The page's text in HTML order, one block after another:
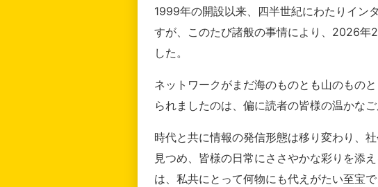
1999年の開設以来、四半世紀にわたりイン
すが、このたび諸般の事情により、2026年
した。
ネットワークがまだ海のものとも山のもの
られましたのは、偏に読者の皆様の温かな
時代と共に情報の発信形態は移り変わり、
見つめ、皆様の日常にささやかな彩りを添
は、私共にとって何物にも代えがたい至宝で